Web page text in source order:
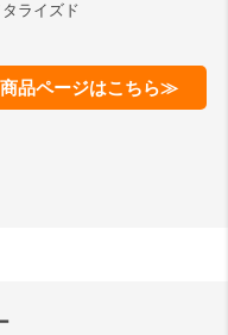
ライズド
商品ページはこちら≫